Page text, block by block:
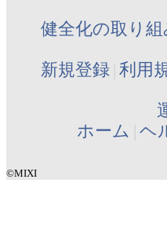
健全化の取り組
新規登録 利用
ホーム ヘ
©MIXI